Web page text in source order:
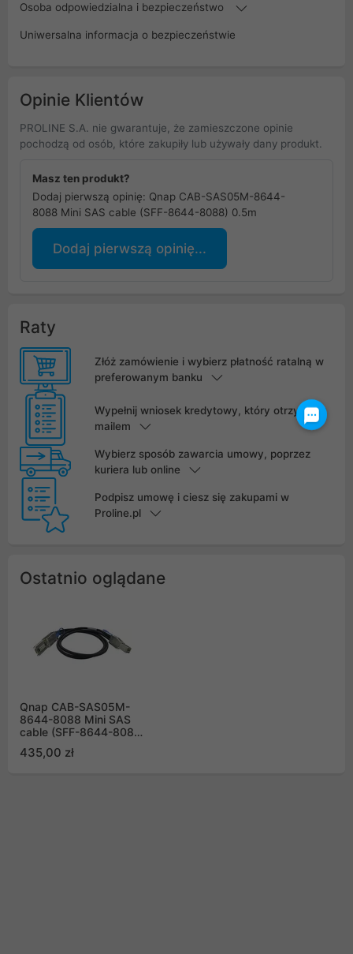
Osoba odpowiedzialna i bezpieczeństwo
Uniwersalna informacja o bezpieczeństwie
Opinie Klientów
PROLINE S.A. nie gwarantuje, że zamieszczone opinie
pochodzą od osób, które zakupiły lub używały dany produkt.
Masz ten produkt?
Dodaj pierwszą opinię: Qnap CAB-SAS05M-8644-
8088 Mini SAS cable (SFF-8644-8088) 0.5m
Dodaj pierwszą opinię...
Raty
Złóż zamówienie i wybierz płatność ratalną w
preferowanym banku
Wypełnij wniosek kredytowy, który otrzymasz
mailem
Wybierz sposób zawarcia umowy, poprzez
kuriera lub online
Podpisz umowę i ciesz się zakupami w
Proline.pl
Ostatnio oglądane
Qnap CAB-SAS05M-
8644-8088 Mini SAS
cable (SFF-8644-8088)
435,00 zł